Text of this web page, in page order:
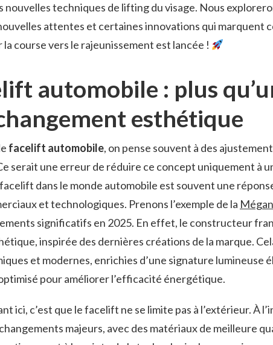
nouvelles techniques de lifting du visage. Nous
attentes et certaines innovations qui marquent
course vers le rajeunissement est lancée !
automobile : plus
esthétique
facelift automobile, on pense souvent à des
serait une erreur de réduire ce concept uniquement à
facelift dans le monde automobile est souvent une
et technologiques. Prenons l’exemple de la
significatifs en 2025. En effet, le constructeur
inspirée des dernières créations de la marque.
et modernes, enrichies d’une signature lumineuse
pour améliorer l’efficacité énergétique.
ici, c’est que le facelift ne se limite pas à l’extérieur. À
majeurs, avec des matériaux de meilleure